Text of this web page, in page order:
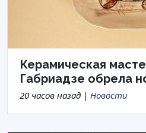
Керамическая
Габриадзе обрела
20 часов назад | Новости